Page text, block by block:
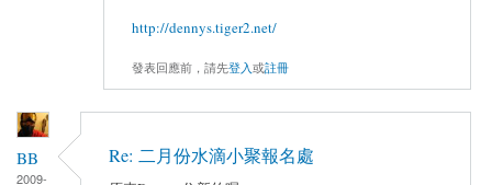
http://dennys.tiger2.net/
發表回應前，請先登入或註冊
BB
2009-
Re: 二月份水滴小聚報名處